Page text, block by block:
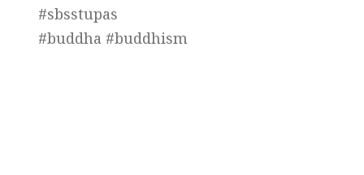
#sbsstupas
#buddha #buddhism